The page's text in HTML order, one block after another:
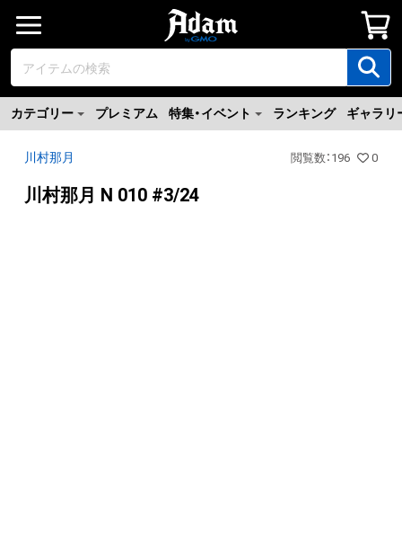
カテゴリー プレミアム 特集・イベント ランキング ギャラリ
川村那月 閲覧数 ： 196 0
川村那月 N 010 #3/24